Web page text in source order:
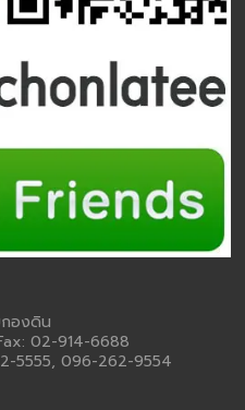
องดิน
02-914-6688
5555, 096-262-9554